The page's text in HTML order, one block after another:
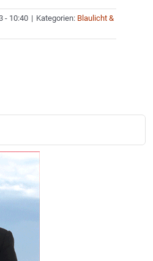
- 10:40 | Kategorien: Blaulicht &